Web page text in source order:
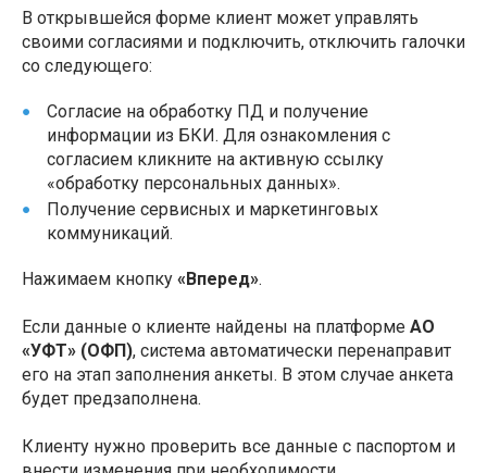
В открывшейся форме клиент может управлять
своими согласиями и подключить, отключить галочки
со следующего:
Согласие на обработку ПД и получение
информации из БКИ. Для ознакомления с
согласием кликните на активную ссылку
«обработку персональных данных».
Получение сервисных и маркетинговых
коммуникаций.
Нажимаем кнопку «Вперед».
Если данные о клиенте найдены на платформе АО
«УФТ» (ОФП), система автоматически перенаправит
его на этап заполнения анкеты. В этом случае анкета
будет предзаполнена.
Клиенту нужно проверить все данные с паспортом и